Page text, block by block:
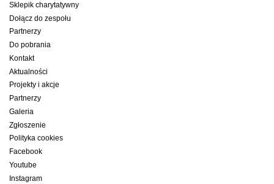
Sklepik charytatywny
Dołącz do zespołu
Partnerzy
Do pobrania
Kontakt
Aktualności
Projekty i akcje
Partnerzy
Galeria
Zgłoszenie
Polityka cookies
Facebook
Youtube
Instagram